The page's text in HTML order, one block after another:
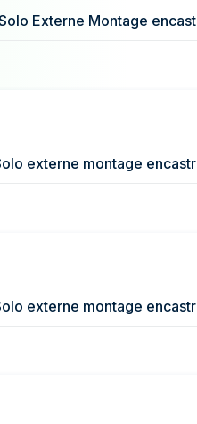
Externe Montage
externe montage
externe montage